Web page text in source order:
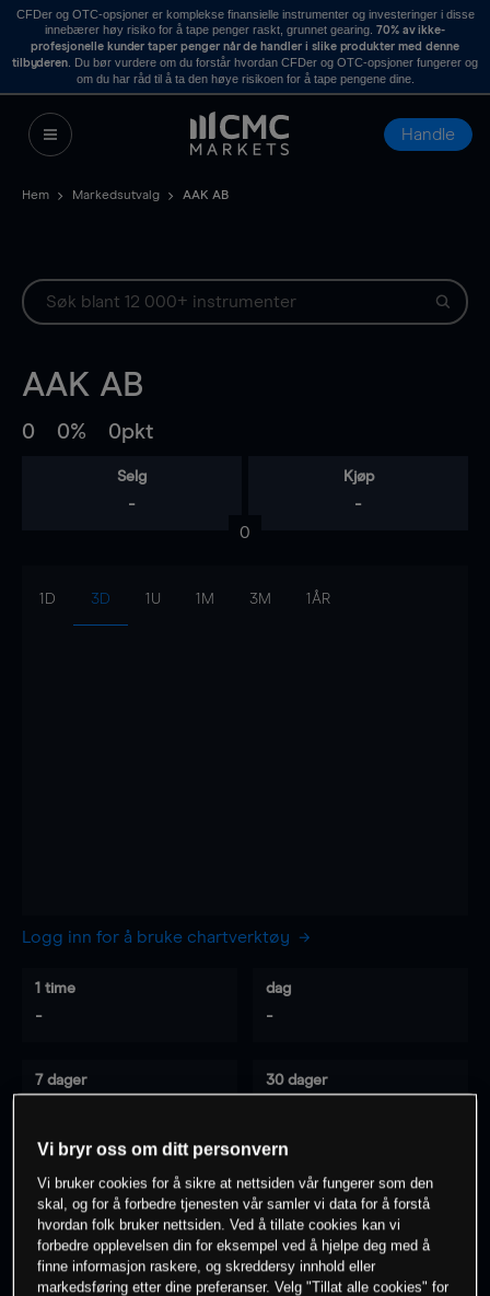
CFDer og OTC-opsjoner er komplekse finansielle instrumenter og investeringer i disse
innebærer høy risiko for å tape penger raskt, grunnet gearing. 70% av ikke-
profesjonelle kunder taper penger når de handler i slike produkter med denne
tilbyderen . Du bør vurdere om du forstår hvordan CFDer og OTC-opsjoner fungerer og
om du har råd til å ta den høye risikoen for å tape pengene dine.
Handle
Hem Markedsutvalg AAK AB
AAK AB
0 0% 0pkt
Selg
-
Kjøp
-
0
1D 3D 1U 1M 3M 1ÅR
Logg inn for å bruke chartverktøy
1 time
-
dag
-
7 dager 30 dager
0% av kunder erpå dette instrumentet
Søk om konto
Vi bryr oss om ditt personvern
Vi bruker cookies for å sikre at nettsiden vår fungerer som den
skal, og for å forbedre tjenesten vår samler vi data for å forstå
hvordan folk bruker nettsiden. Ved å tillate cookies kan vi
forbedre opplevelsen din for eksempel ved å hjelpe deg med å
finne informasjon raskere, og skreddersy innhold eller
markedsføring etter dine preferanser. Velg "Tillat alle cookies" for